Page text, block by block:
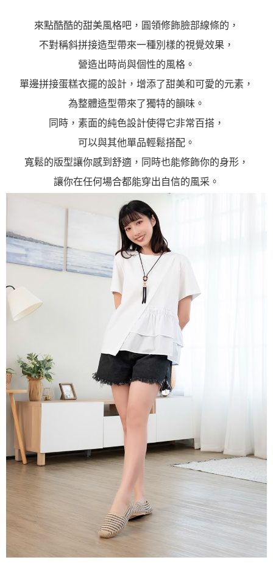
來點酷酷的甜美風格吧，圓領修飾臉部線條的，
不對稱斜拼接造型帶來一種別樣的視覺效果，
營造出時尚與個性的風格。
單邊拼接蛋糕衣擺的設計，增添了甜美和可愛的元素，
為整體造型帶來了獨特的韻味。
同時，素面的純色設計使得它非常百搭，
可以與其他單品輕鬆搭配。
寬鬆的版型讓你感到舒適，同時也能修飾你的身形，
讓你在任何場合都能穿出自信的風采。